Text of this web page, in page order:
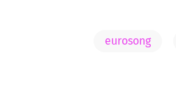
eurosong